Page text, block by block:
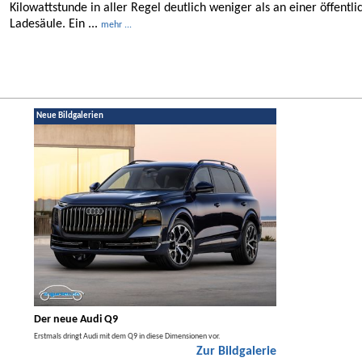
Kilowattstunde in aller Regel deutlich weniger als an einer
Ladesäule. Ein ... mehr ...
Neue Bildgalerien
Der neue Audi Q9
Erstmals dringt Audi mit dem Q9 in diese Dimensionen vor.
Zur Bildgalerie